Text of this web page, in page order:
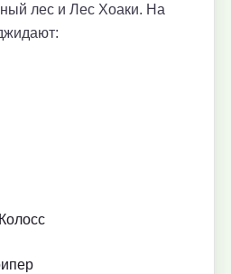
лес и Лес Хоаки. На